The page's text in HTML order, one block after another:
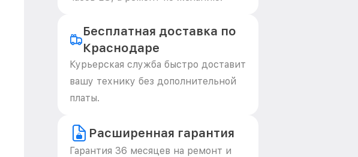
Бесплатная доставка по
Краснодаре
Курьерская служба быстро доставит
вашу технику без дополнительной
платы.
Расширенная гарантия
Гарантия 36 месяцев на ремонт и